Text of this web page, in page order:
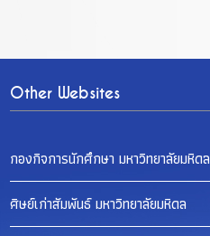
Other Websites
กองกิจการนักศึกษา มหาวิทยาลัยมหิดล
ศิษย์เก่าสัมพันธ์ มหาวิทยาลัยมหิดล